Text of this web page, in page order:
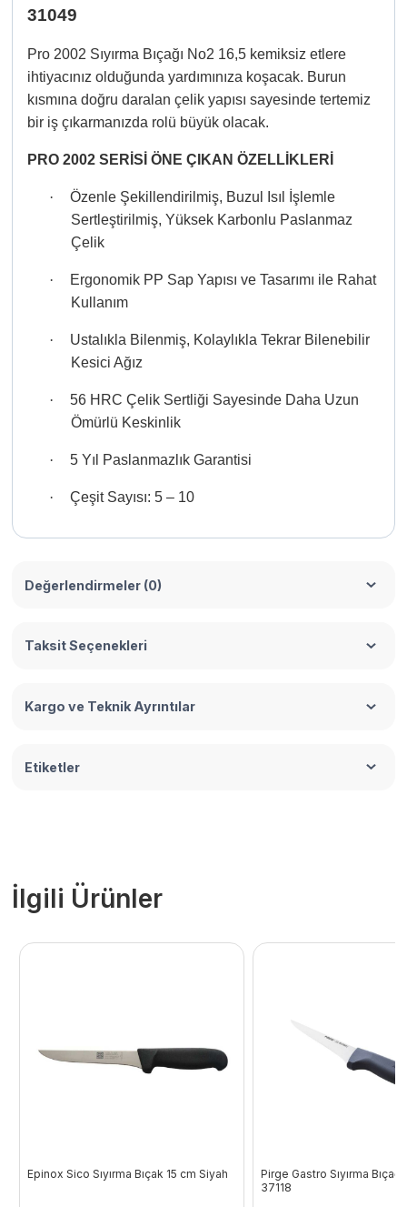
31049
Pro 2002 Sıyırma Bıçağı No2 16,5 kemiksiz etlere
ihtiyacınız olduğunda yardımınıza koşacak. Burun
kısmına doğru daralan çelik yapısı sayesinde tertemiz
bir iş çıkarmanızda rolü büyük olacak.
PRO 2002 SERİSİ ÖNE ÇIKAN ÖZELLİKLERİ
·
Özenle Şekillendirilmiş, Buzul Isıl İşlemle
Sertleştirilmiş, Yüksek Karbonlu Paslanmaz
Çelik
·
Ergonomik PP Sap Yapısı ve Tasarımı ile Rahat
Kullanım
·
Ustalıkla Bilenmiş, Kolaylıkla Tekrar Bilenebilir
Kesici Ağız
·
56 HRC Çelik Sertliği Sayesinde Daha Uzun
Ömürlü Keskinlik
· 5 Yıl Paslanmazlık Garantisi
· Çeşit Sayısı: 5 – 10
Değerlendirmeler (0)
Taksit Seçenekleri
Kargo ve Teknik Ayrıntılar
Etiketler
İlgili Ürünler
Epinox Sico Sıyırma Bıçak 15 cm Siyah
Pirge Gastro Sıyırma
37118